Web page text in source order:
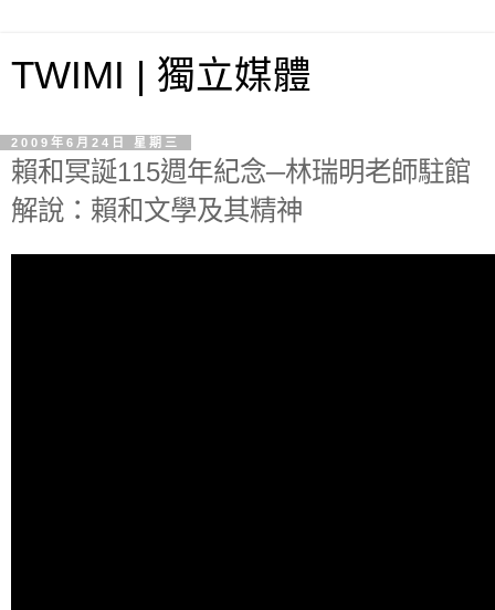
TWIMI | 獨立媒體
2009年6月24日 星期三
賴和冥誕115週年紀念─林瑞明老師駐館
解說：賴和文學及其精神